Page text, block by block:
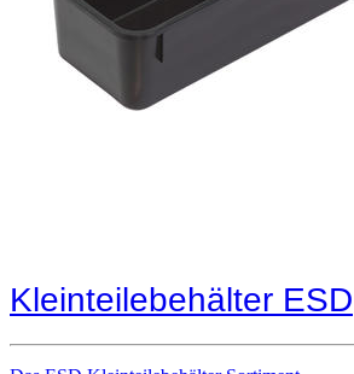
Kleinteilebehälter ESD